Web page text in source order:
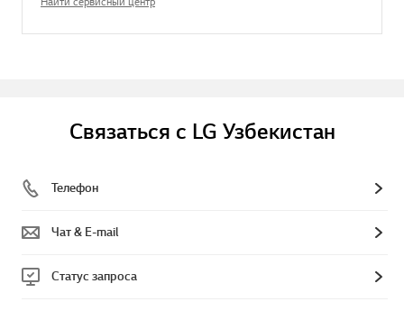
Связаться с LG Узбекистан
Телефон
Чат & E-mail
Статус запроса